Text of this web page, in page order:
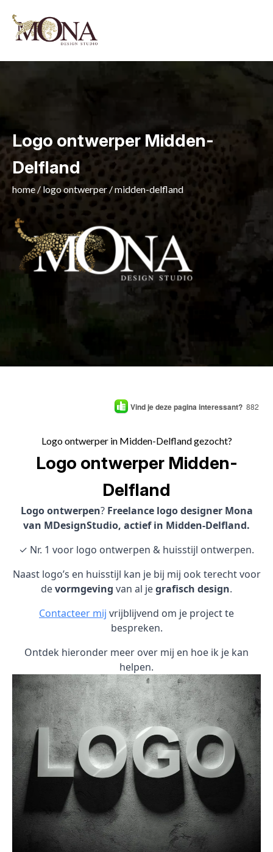
Logo ontwerper Midden-
Delfland
home / logo ontwerper /midden-delfland
Vind je deze pagina interessant? 882
Logo ontwerper in Midden-Delfland gezocht?
Logo ontwerper Midden-
Delfland
Logo ontwerpen? Freelance logo designer Mona
van MDesignStudio, actief in Midden-Delfland.
✓ Nr. 1 voor logo ontwerpen & huisstijl ontwerpen.
Naast logo’s en huisstijl kan je bij mij ook terecht voor
devormgeving van al jegrafisch design.
Contacteer mij vrijblijvend om je project te
bespreken.
Ontdek hieronder meer over mij en hoe ik je kan
helpen.